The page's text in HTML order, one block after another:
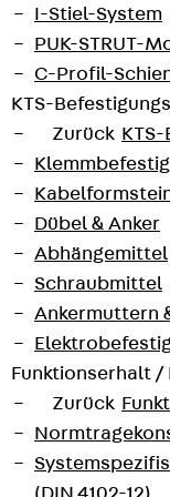
I-Stiel-System
PUK-STRUT-
C-Profil-
KTS-
Zurück
Dübel & Anker
Abhängemittel
Schraubmittel
Ankermuttern
Funktionserhalt
Zurück